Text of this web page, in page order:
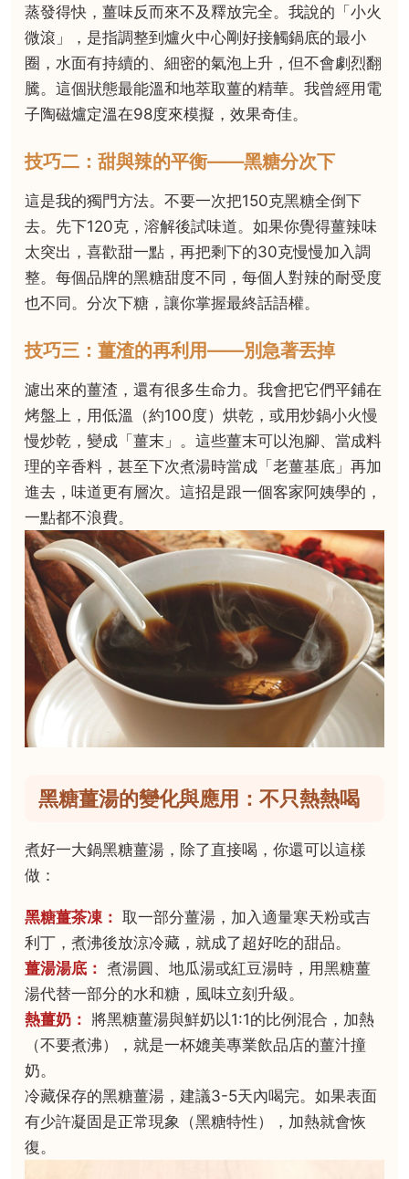
蒸發得快，薑味反而來不及釋放完全。我說的「小火
微滾」，是指調整到爐火中心剛好接觸鍋底的最小
圈，水面有持續的、細密的氣泡上升，但不會劇烈翻
騰。這個狀態最能溫和地萃取薑的精華。我曾經用電
子陶磁爐定溫在98度來模擬，效果奇佳。
技巧二：甜與辣的平衡——黑糖分次下
這是我的獨門方法。不要一次把150克黑糖全倒下
去。先下120克，溶解後試味道。如果你覺得薑辣味
太突出，喜歡甜一點，再把剩下的30克慢慢加入調
整。每個品牌的黑糖甜度不同，每個人對辣的耐受度
也不同。分次下糖，讓你掌握最終話語權。
技巧三：薑渣的再利用——別急著丟掉
濾出來的薑渣，還有很多生命力。我會把它們平鋪在
烤盤上，用低溫（約100度）烘乾，或用炒鍋小火慢
慢炒乾，變成「薑末」。這些薑末可以泡腳、當成料
理的辛香料，甚至下次煮湯時當成「老薑基底」再加
進去，味道更有層次。這招是跟一個客家阿姨學的，
一點都不浪費。
黑糖薑湯的變化與應用：不只熱熱喝
煮好一大鍋黑糖薑湯，除了直接喝，你還可以這樣
做：
黑糖薑茶凍： 取一部分薑湯，加入適量寒天粉或吉
利丁，煮沸後放涼冷藏，就成了超好吃的甜品。
薑湯湯底： 煮湯圓、地瓜湯或紅豆湯時，用黑糖薑
湯代替一部分的水和糖，風味立刻升級。
熱薑奶： 將黑糖薑湯與鮮奶以1:1的比例混合，加熱
（不要煮沸），就是一杯媲美專業飲品店的薑汁撞
奶。
冷藏保存的黑糖薑湯，建議3-5天內喝完。如果表面
有少許凝固是正常現象（黑糖特性），加熱就會恢
復。